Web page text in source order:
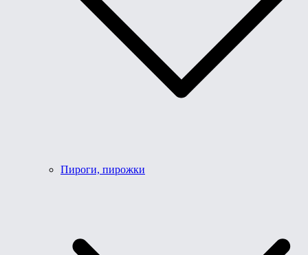
Пироги, пирожки